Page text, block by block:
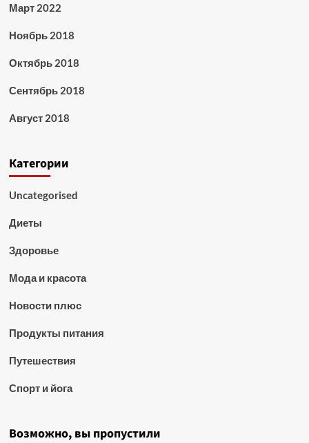
Март 2022
Ноябрь 2018
Октябрь 2018
Сентябрь 2018
Август 2018
Категории
Uncategorised
Диеты
Здоровье
Мода и красота
Новости плюс
Продукты питания
Путешествия
Спорт и йога
Возможно, вы пропустили